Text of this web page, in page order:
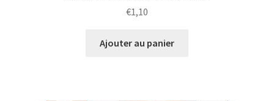
€1,10
Ajouter au panier